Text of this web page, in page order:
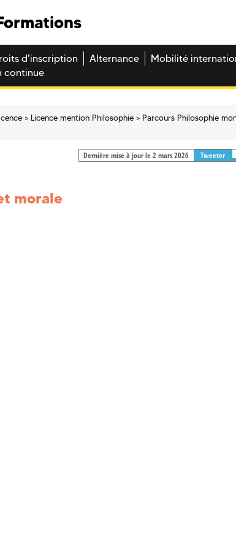
d'inscription Alternance Mobilité
continue
Licence mention Philosophie
Parcours Philosophie
Dernière mise à jour le 2 mars 2026 Tweeter
morale